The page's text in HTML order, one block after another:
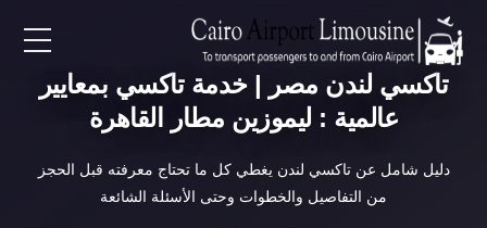
EN
AR
تاكسي لندن مصر | خدمة تاكسي بمعايير
عالمية : ليموزين مطار القاهرة
دليل شامل عن تاكسي لندن يغطي كل ما تحتاج معرفته قبل الحجز
من التفاصيل والخطوات وحتى الأسئلة الشائعة